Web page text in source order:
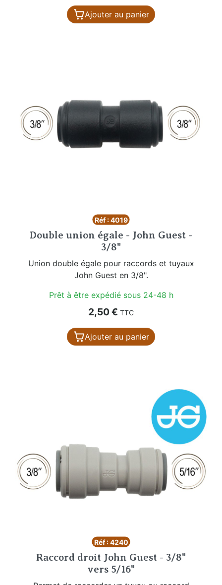
Ajouter au panier
Réf : 4019
Double union égale - John Guest -
3/8"
Union double égale pour raccords et tuyaux
John Guest en 3/8".
Prêt à être expédié sous 24-48 h
Prix
2,50 € TTC
Ajouter au panier
Réf : 4240
Raccord droit John Guest - 3/8"
vers 5/16"